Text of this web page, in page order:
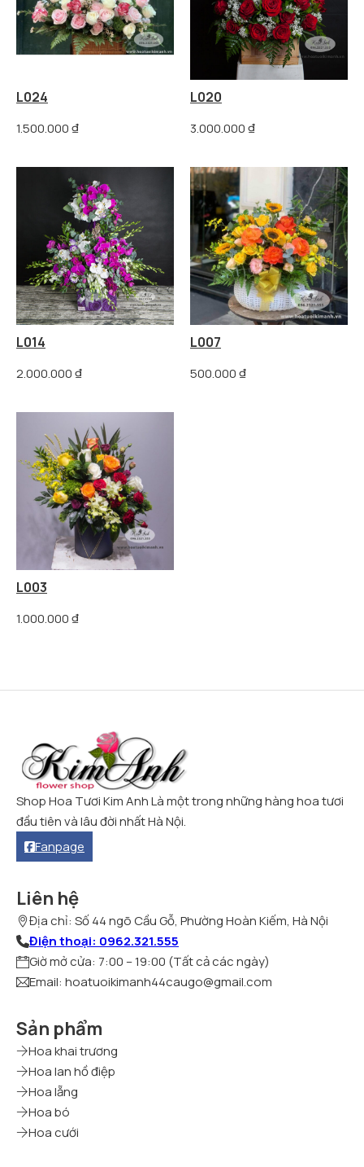
L024
1.500.000₫
L020
3.000.000₫
L014
2.000.000₫
L007
500.000₫
L003
1.000.000₫
Shop Hoa Tươi Kim Anh Là một trong những hàng hoa tươi
đầu tiên và lâu đời nhất Hà Nội.
Fanpage
Liên hệ
Địa chỉ: Số 44 ngõ Cầu Gỗ, Phường Hoàn Kiếm, Hà Nội
Điện thoại: 0962.321.555
Giờ mở cửa: 7:00 – 19:00 (Tất cả các ngày)
Email: hoatuoikimanh44caugo@gmail.com
Sản phẩm
Hoa khai trương
Hoa lan hồ điệp
Hoa lẵng
Hoa bó
Hoa cưới